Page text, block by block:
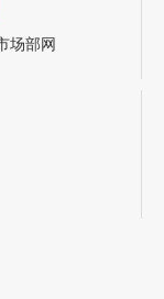
场部网